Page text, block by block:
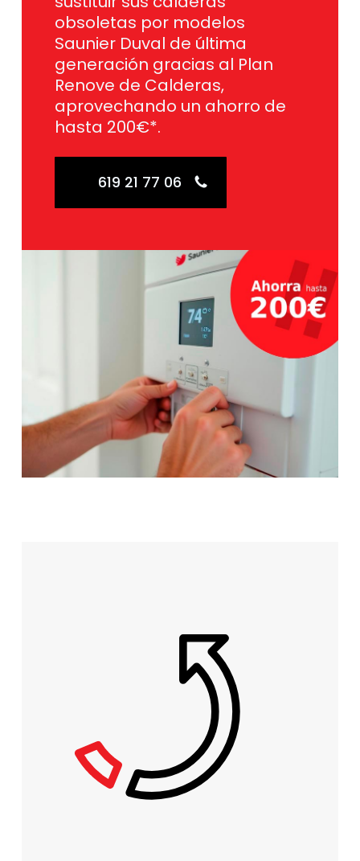
obsoletas por modelos
Saunier Duval de última
generación gracias al Plan
Renove de Calderas,
aprovechando un ahorro de
hasta 200€*.
619 21 77 06